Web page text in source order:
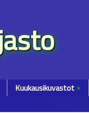
Kuukausikuvastot٭